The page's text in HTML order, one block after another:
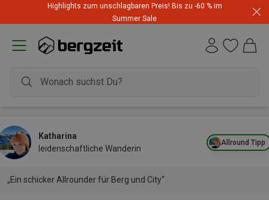
Highlights zum unschlagbaren Preis! Bis zu -60 % im
Summer Sale
Allround Tipp
Katharina
leidenschaftliche Wanderin
„Ein schicker Allrounder für Berg und City“